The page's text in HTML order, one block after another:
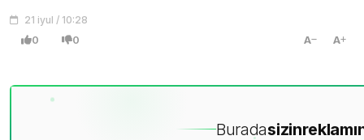
21 iyul / 10:28
0 0 A A
Buradasizin